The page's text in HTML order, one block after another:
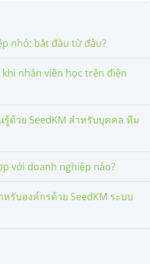
nhỏ: bắt đầu từ đâu?
khi nhân viên học trên điện
รู้ด้วย SeedKM สำหรับบุคคล ทีม
với doanh nghiệp nào?
รับองค์กรด้วย SeedKM ระบบ